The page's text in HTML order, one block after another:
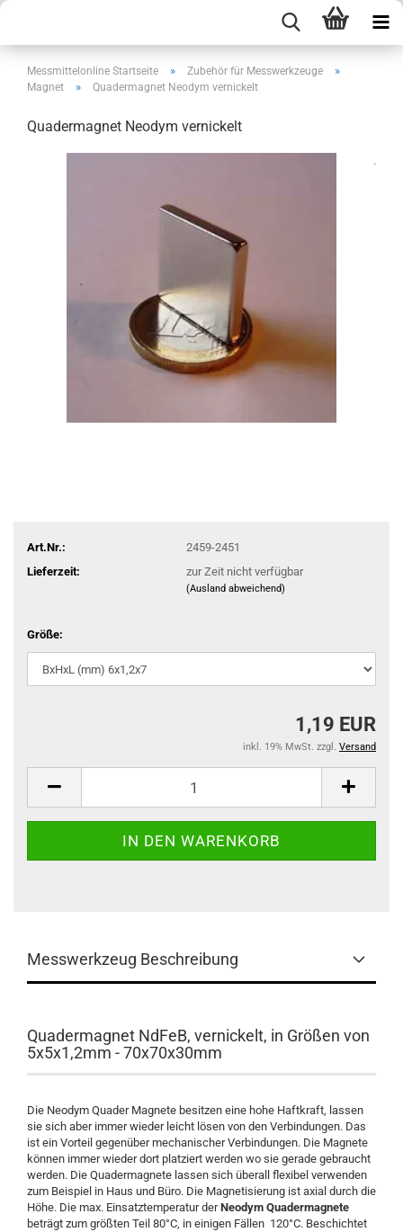
Messmittelonline Startseite » Zubehör für Messwerkzeuge »
Magnet » Quadermagnet Neodym vernickelt
Quadermagnet Neodym vernickelt
.
Art.Nr.:
2459-2451
Lieferzeit:
zur Zeit nicht verfügbar
(Ausland abweichend)
Größe:
1,19 EUR
inkl. 19% MwSt. zzgl. Versand
Messwerkzeug Beschreibung
Quadermagnet NdFeB, vernickelt, in Größen von
5x5x1,2mm - 70x70x30mm
Die Neodym Quader Magnete besitzen eine hohe Haftkraft, lassen
sie sich aber immer wieder leicht lösen von den Verbindungen. Das
ist ein Vorteil gegenüber mechanischer Verbindungen. Die Magnete
können immer wieder dort platziert werden wo sie gerade gebraucht
werden. Die Quadermagnete lassen sich überall flexibel verwenden
zum Beispiel in Haus und Büro. Die Magnetisierung ist axial durch die
Höhe. Die max. Einsatztemperatur derNeodym Quadermagnete
beträgt zum größten Teil 80°C, in einigen Fällen 120°C. Beschichtet